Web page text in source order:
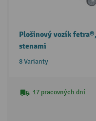
Plošinový vozík
stenami
8 Varianty
17 pracovných dní